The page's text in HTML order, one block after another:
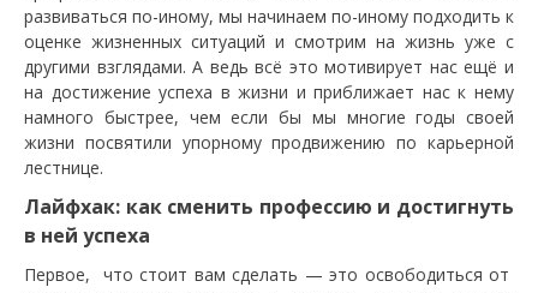
развиваться по-иному, мы начинаем по-иному подходить к
оценке жизненных ситуаций и смотрим на жизнь уже с
другими взглядами. А ведь всё это мотивирует нас ещё и
на достижение успеха в жизни и приближает нас к нему
намного быстрее, чем если бы мы многие годы своей
жизни посвятили упорному продвижению по карьерной
лестнице.
Лайфхак: как сменить профессию и достигнуть
в ней успеха
Первое, что стоит вам сделать — это освободиться от